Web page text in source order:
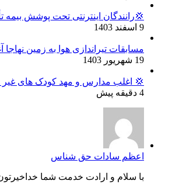
💢رانندگان اینترنتی تحت پوشش بیمه
9 اسفند 1403
مسابقات تیراندازی هوا به زمین نهاجا
19 شهریور 1403
💢 اغلب مدارس و مهد کودک های غیر
4 دقیقه پیش
اعظم سادات حق شناس
با سلام و ارادت خدمت شما